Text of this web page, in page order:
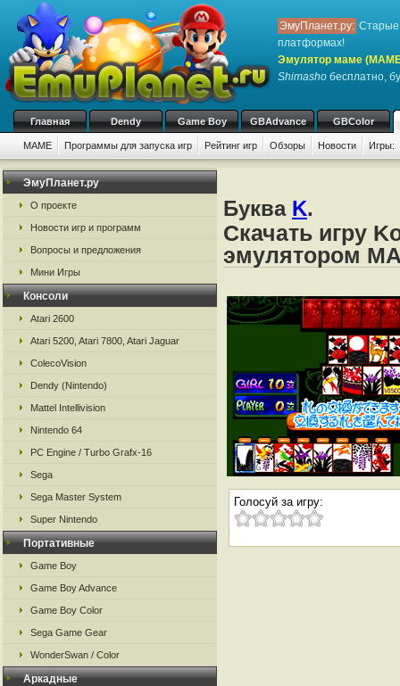
ЭмуПланет.ру: Старые
платформах!
Эмулятор маме
Shimasho бесплатно,
Главная Dendy Game Boy GBAdvance GBColor
MAME Программы для запуска игр Рейтинг игр Обзоры Новости Игры:
ЭмуПланет.ру
О проекте
Новости игр и программ
Вопросы и предложения
Мини Игры
Консоли
Atari 2600
Atari 5200, Atari 7800, Atari Jaguar
ColecoVision
Dendy (Nintendo)
Mattel Intellivision
Nintendo 64
PC Engine / Turbo Grafx-16
Sega
Sega Master System
Super Nintendo
Портативные
Game Boy
Game Boy Advance
Game Boy Color
Sega Game Gear
WonderSwan / Color
Аркадные
Буква K.
Скачать игру
эмулятором
Голосуй за игру: